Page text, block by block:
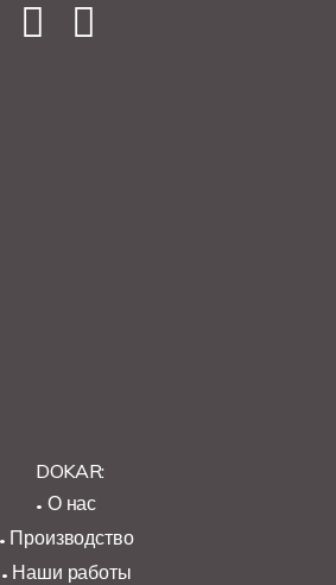
DOKAR:
О нас
Производство
Наши работы